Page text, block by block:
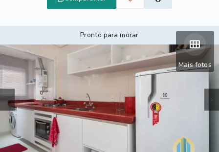
Mais fotos
Pronto para morar